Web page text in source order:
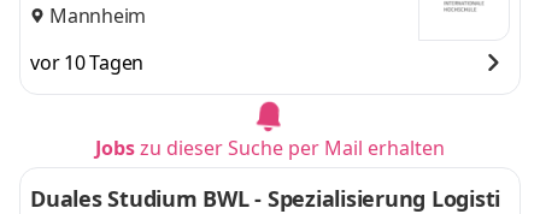
Mannheim
vor 10 Tagen
Jobszu dieser Suche per Mail erhalten
Duales Studium BWL - Spezialisierung Logisti